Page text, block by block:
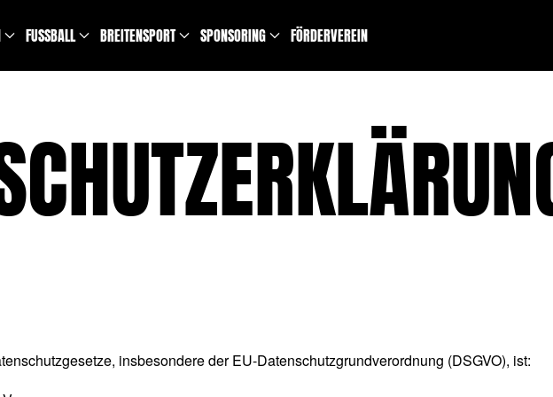
FUSSBALL BREITENSPORT SPONSORING FÖRDERVEREIN
insbesondere der EU-Datenschutzgrundverordnung (DSGVO), ist: